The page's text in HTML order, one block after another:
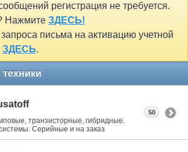
регистрация не требуется.
Нажмите ЗДЕСЬ!
письма на активацию учетной
ЗДЕСЬ.
транзисторные, гибридные.
Серийные и на заказ
50